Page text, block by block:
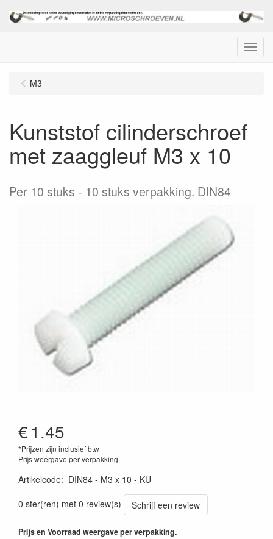
Menu
M3
Kunststof cilinderschroef
met zaaggleuf M3 x 10
Per 10 stuks 10 stuks verpakking. DIN84
€1.45
*Prijzen zijn inclusief btw
Prijs weergave per verpakking
Artikelcode: DIN84 - M3 x 10 - KU
0 ster(ren) met 0 review(s)
Schrijf een review
Prijs en Voorraad weergave per verpakking.